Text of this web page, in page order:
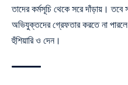
তাদের কর্মসূচি থেকে সরে দাঁড়ায়।
অভিযুক্তদের গ্রেফতার করতে না
হুঁশিয়ারি ও দেন।